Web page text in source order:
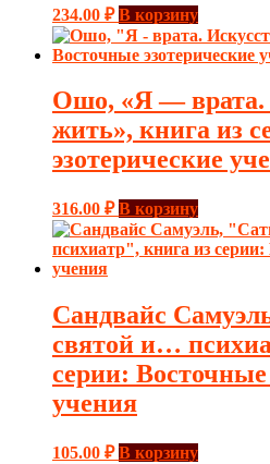
234.00 ₽ В корзину
Ошо, «Я — врата.
жить», книга из
эзотерические
316.00 ₽ В корзину
Сандвайс
святой и…
серии: Восточные
учения
105.00 ₽ В корзину